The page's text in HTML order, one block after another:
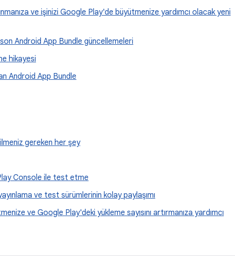
ve işinizi Google Play'de büyütmenize yardımcı olacak yeni
Android App Bundle güncellemeleri
hikayesi
Android App Bundle
gereken her şey
Console ile test etme
ve test sürümlerinin kolay paylaşımı
ve Google Play'deki yükleme sayısını artırmanıza yardımcı